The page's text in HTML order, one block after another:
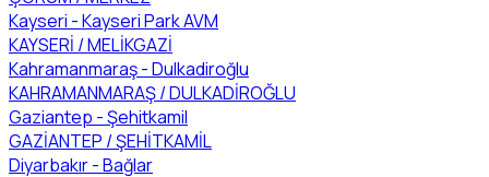
Kayseri - Kayseri Park AVM
KAYSERİ / MELİKGAZİ
Kahramanmaraş - Dulkadiroğlu
KAHRAMANMARAŞ / DULKADİROĞLU
Gaziantep - Şehitkamil
GAZİANTEP / ŞEHİTKAMİL
Diyarbakır - Bağlar